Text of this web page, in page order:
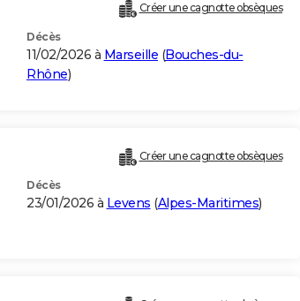
Créer une cagnotte obsèques
Décès
11/02/2026 à Marseille (Bouches-du-
Rhône)
Créer une cagnotte obsèques
Décès
23/01/2026 à Levens (Alpes-Maritimes)